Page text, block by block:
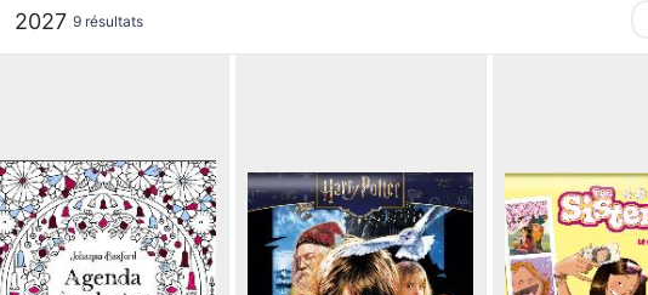
2027 9 résultats